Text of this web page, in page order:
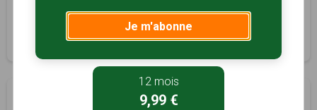
Les Plateaux
Gudmont-Villiers, Haute-Marne (52)
18 km Tracé GPS
Je m'abonne
12 mois
9,99 €